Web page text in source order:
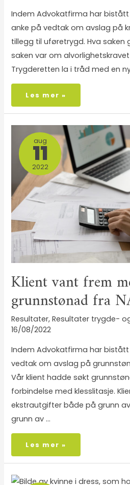
Indem Advokatfirma har
anke på vedtak om avslag på
tillegg til uføretrygd. Hva saken
saken var om
Trygderetten la i tråd med en
Les mer »
aug
11
2022
Klient vant frem
grunnstønad fra
Resultater, Resultater trygde-
16/08/2022
Indem Advokatfirma har
vedtak om avslag på
Vår klient hadde søkt
forbindelse med klesslitasje.
ekstrautgifter både på grunn
grunn av …
Les mer »